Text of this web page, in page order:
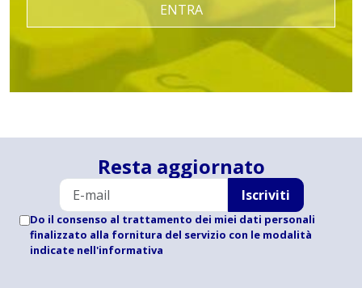
ENTRA
Resta aggiornato
Iscriviti
Do il consenso al trattamento dei miei dati personali
finalizzato alla fornitura del servizio con le modalità
indicate nell'informativa